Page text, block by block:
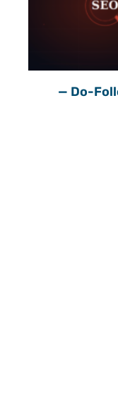
פרסום כתבת SEO עם קישור Do-Follow —